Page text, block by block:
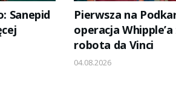
Sanepid
Pierwsza na
operacja
robota da Vinci
04.08.2026